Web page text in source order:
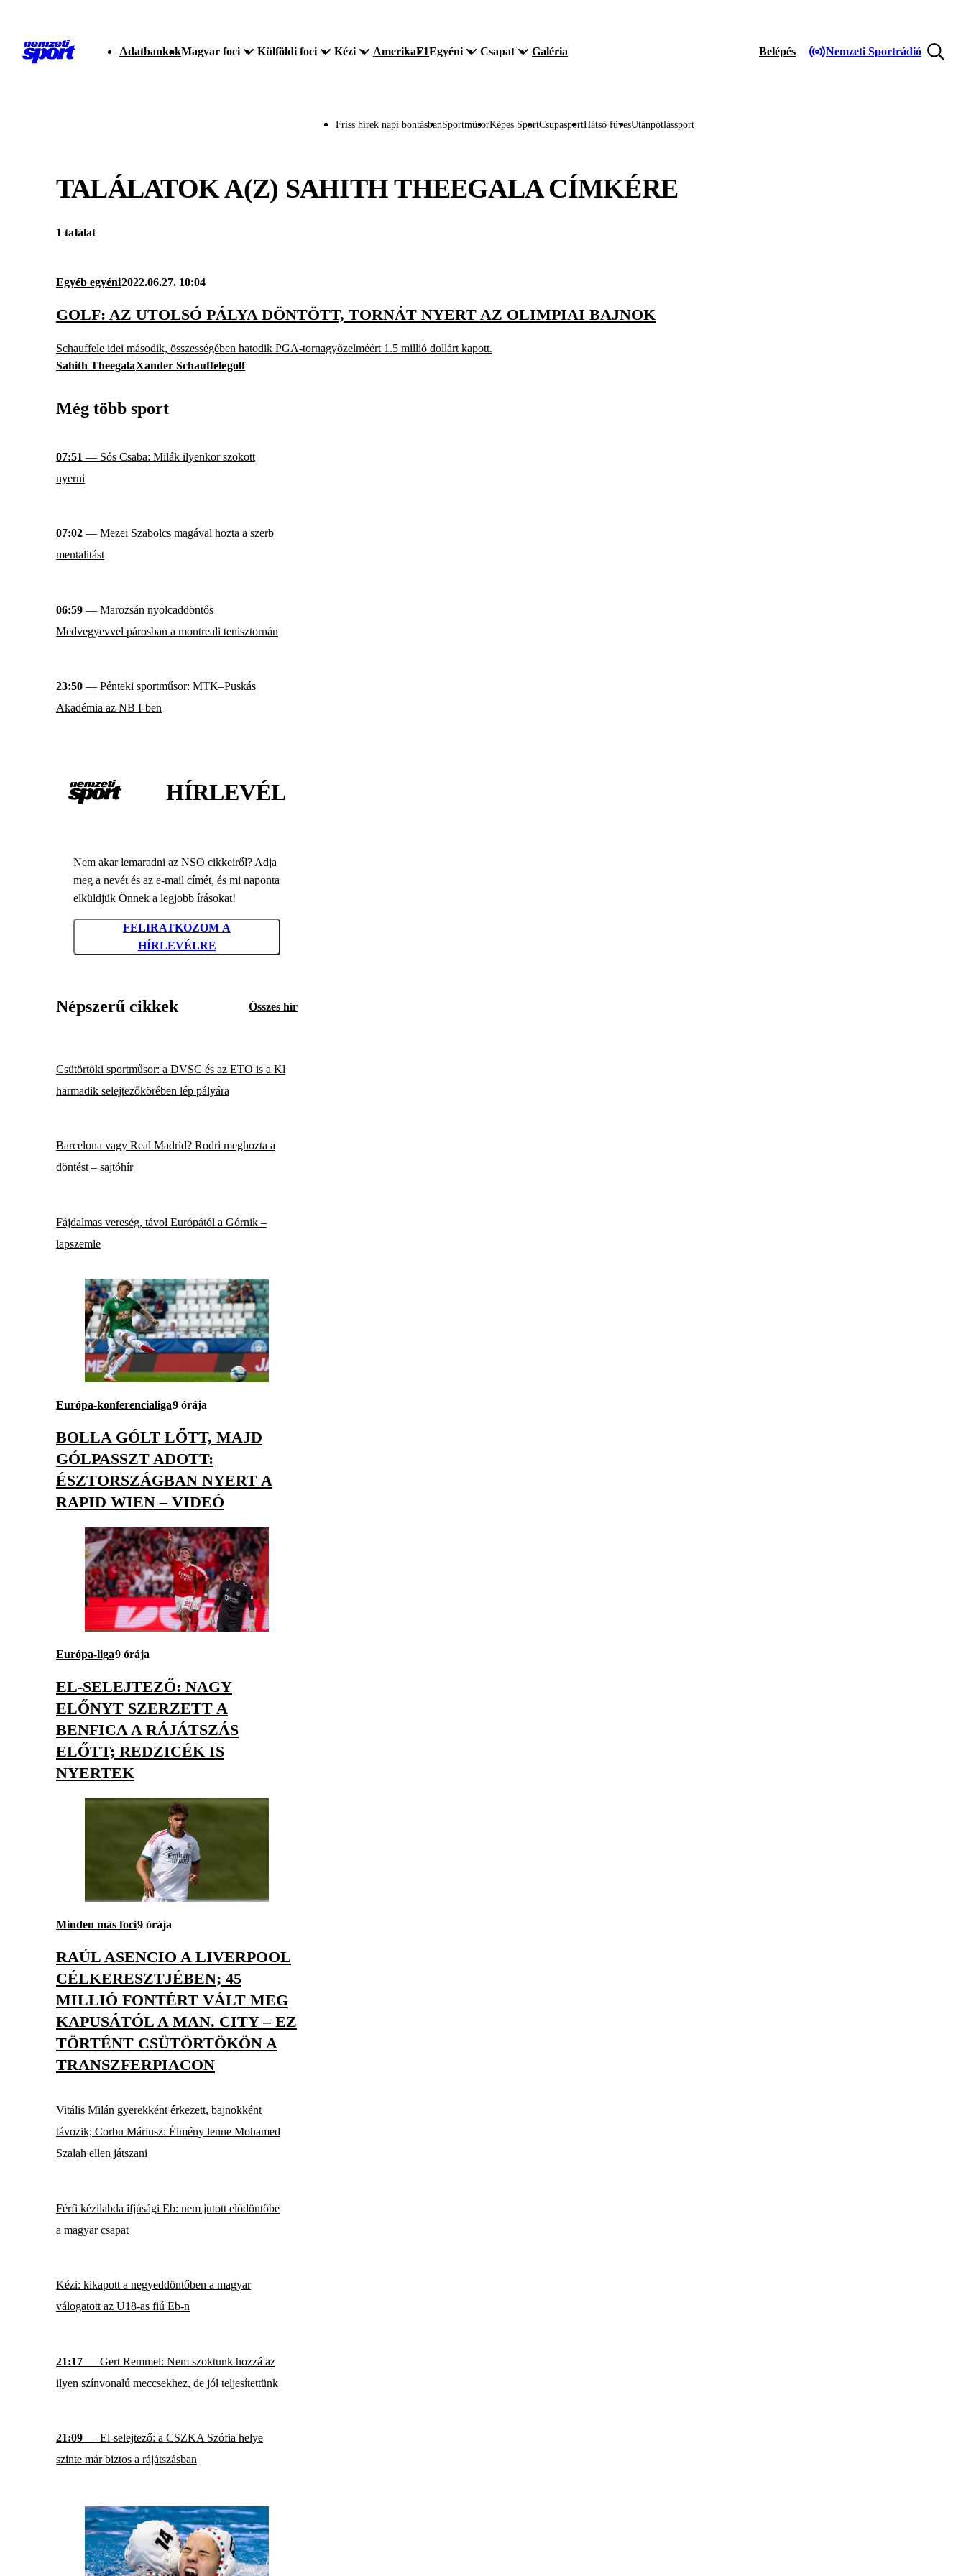
AdatbankokMagyar foci Külföldi foci Kézi AmerikaF1Egyéni Csapat Galéria Belépés Nemzeti Sportrádió
Friss hírek napi bontásbanSportműsorKépes SportCsupasportHátsó füvesUtánpótlássport
TALÁLATOK A(Z) SAHITH THEEGALACÍMKÉRE
1 találat
Egyéb egyéni2022.06.27. 10:04
GOLF: AZ UTOLSÓ PÁLYA DÖNTÖTT, TORNÁT NYERT AZ OLIMPIAI BAJNOK
Schauffele idei második, összességében hatodik PGA-tornagyőzelméért 1.5 millió dollárt kapott.
Sahith TheegalaXander Schauffelegolf
Még több sport
07:51 — Sós Csaba: Milák ilyenkor szokott
nyerni
07:02 — Mezei Szabolcs magával hozta a szerb
mentalitást
06:59 — Marozsán nyolcaddöntős
Medvegyevvel párosban a montreali tenisztornán
23:50 — Pénteki sportműsor: MTK–Puskás
Akadémia az NB I-ben
HÍRLEVÉL
Nem akar lemaradni az NSO cikkeiről? Adja
meg a nevét és az e-mail címét, és mi naponta
elküldjük Önnek a legjobb írásokat!
FELIRATKOZOM A
HÍRLEVÉLRE
Népszerű cikkek Összes hír
Csütörtöki sportműsor: a DVSC és az ETO is a Kl
harmadik selejtezőkörében lép pályára
Barcelona vagy Real Madrid? Rodri meghozta a
döntést – sajtóhír
Fájdalmas vereség, távol Európától a Górnik –
lapszemle
Európa-konferencialiga9 órája
BOLLA GÓLT LŐTT, MAJD
GÓLPASSZT ADOTT:
ÉSZTORSZÁGBAN NYERT A
RAPID WIEN – VIDEÓ
Európa-liga9 órája
EL-SELEJTEZŐ: NAGY
ELŐNYT SZERZETT A
BENFICA A RÁJÁTSZÁS
ELŐTT; REDZICÉK IS
NYERTEK
Minden más foci9 órája
RAÚL ASENCIO A LIVERPOOL
CÉLKERESZTJÉBEN; 45
MILLIÓ FONTÉRT VÁLT MEG
KAPUSÁTÓL A MAN. CITY – EZ
TÖRTÉNT CSÜTÖRTÖKÖN A
TRANSZFERPIACON
Vitális Milán gyerekként érkezett, bajnokként
távozik; Corbu Máriusz: Élmény lenne Mohamed
Szalah ellen játszani
Férfi kézilabda ifjúsági Eb: nem jutott elődöntőbe
a magyar csapat
Kézi: kikapott a negyeddöntőben a magyar
válogatott az U18-as fiú Eb-n
21:17 — Gert Remmel: Nem szoktunk hozzá az
ilyen színvonalú meccsekhez, de jól teljesítettünk
21:09 — El-selejtező: a CSZKA Szófia helye
szinte már biztos a rájátszásban